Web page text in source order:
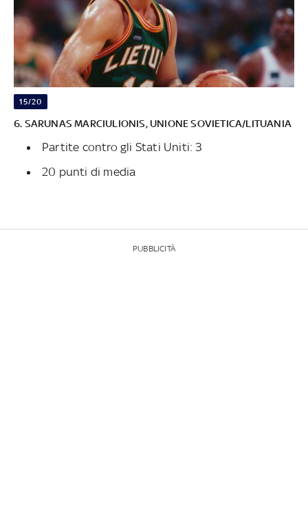
15/20
6. SARUNAS MARCIULIONIS, UNIONE SOVIETICA/LITUANIA
Partite contro gli Stati Uniti: 3
20 punti di media
PUBBLICITÀ